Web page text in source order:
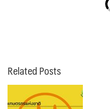
Related Posts